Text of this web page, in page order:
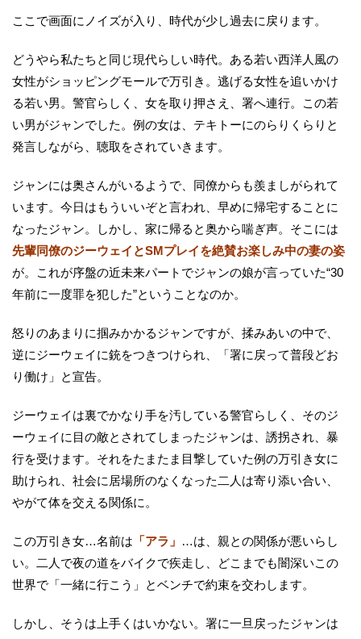
ここで画面にノイズが入り、時代が少し過去に戻ります。
どうやら私たちと同じ現代らしい時代。ある若い西洋人風の
女性がショッピングモールで万引き。逃げる女性を追いかけ
る若い男。警官らしく、女を取り押さえ、署へ連行。この若
い男がジャンでした。例の女は、テキトーにのらりくらりと
発言しながら、聴取をされていきます。
ジャンには奥さんがいるようで、同僚からも羨ましがられて
います。今日はもういいぞと言われ、早めに帰宅することに
なったジャン。しかし、家に帰ると奥から喘ぎ声。そこには
先輩同僚のジーウェイとSMプレイを絶賛お楽しみ中の妻の姿
が。これが序盤の近未来パートでジャンの娘が言っていた“30
年前に一度罪を犯した”ということなのか。
怒りのあまりに掴みかかるジャンですが、揉みあいの中で、
逆にジーウェイに銃をつきつけられ、「署に戻って普段どお
り働け」と宣告。
ジーウェイは裏でかなり手を汚している警官らしく、そのジ
ーウェイに目の敵とされてしまったジャンは、誘拐され、暴
行を受けます。それをたまたま目撃していた例の万引き女に
助けられ、社会に居場所のなくなった二人は寄り添い合い、
やがて体を交える関係に。
この万引き女…名前は 「アラ」 …は、親との関係が悪いらし
い。二人で夜の道をバイクで疾走し、どこまでも闇深いこの
世界で「一緒に行こう」とベンチで約束を交わします。
しかし、そうは上手くはいかない。署に一旦戻ったジャンは